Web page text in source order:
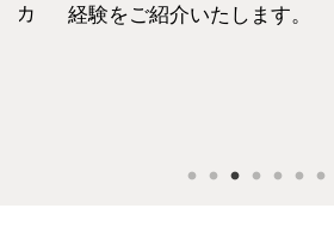
カ
経験をご紹介いたします。